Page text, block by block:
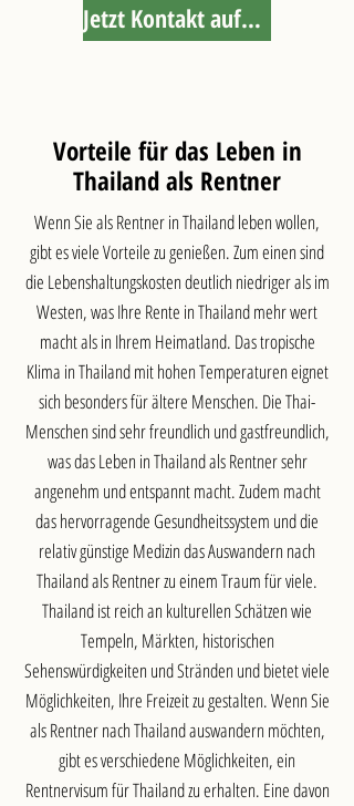
Jetzt Kontakt aufnehmen »
Vorteile für das Leben in
Thailand als Rentner
Wenn Sie als Rentner in Thailand leben wollen,
gibt es viele Vorteile zu genießen. Zum einen sind
die Lebenshaltungskosten deutlich niedriger als im
Westen, was Ihre Rente in Thailand mehr wert
macht als in Ihrem Heimatland. Das tropische
Klima in Thailand mit hohen Temperaturen eignet
sich besonders für ältere Menschen. Die Thai-
Menschen sind sehr freundlich und gastfreundlich,
was das Leben in Thailand als Rentner sehr
angenehm und entspannt macht. Zudem macht
das hervorragende Gesundheitssystem und die
relativ günstige Medizin das Auswandern nach
Thailand als Rentner zu einem Traum für viele.
Thailand ist reich an kulturellen Schätzen wie
Tempeln, Märkten, historischen
Sehenswürdigkeiten und Stränden und bietet viele
Möglichkeiten, Ihre Freizeit zu gestalten. Wenn Sie
als Rentner nach Thailand auswandern möchten,
gibt es verschiedene Möglichkeiten, ein
Rentnervisum für Thailand zu erhalten. Eine davon